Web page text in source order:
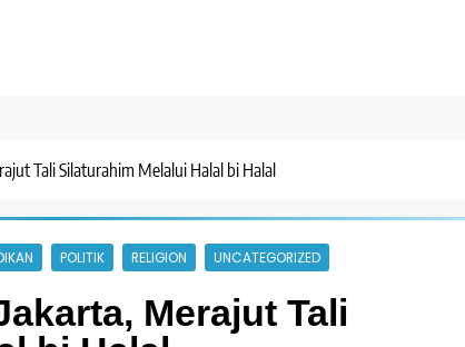
Tali Silaturahim Melalui Halal bi Halal
POLITIK RELIGION UNCATEGORIZED
Merajut Tali